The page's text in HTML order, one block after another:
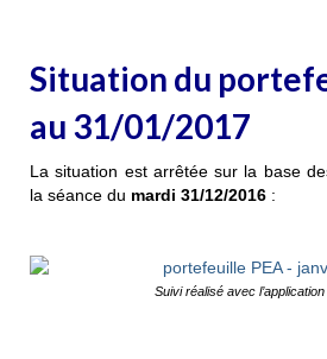
Situation du
au 31/01/2017
La situation est arrêtée sur la base
la séance du mardi 31/12/2016 :
Suivi réalisé avec l’application